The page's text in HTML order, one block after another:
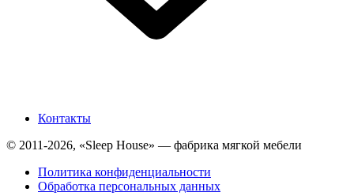
Контакты
© 2011-2026, «Sleep House» — фабрика мягкой мебели
Политика конфиденциальности
Обработка персональных данных